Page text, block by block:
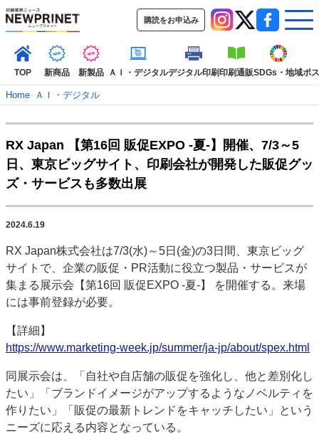
購読をお申込み
TOP 新商品 新製品 ＡＩ・デジタルデジタル印刷印刷通販SDGs・地域ポ
TOP
新着記事 特集記事
動画コンテンツ
インタビュー
コレクション
新商品
ポストプレス ビジネス 信用情報
市場・統計
人事・移転・異動・訃報
特集記事カテゴリー一覧
特集・デジタル印刷 アイデアで勝負！ ～多様なビジネス・多彩な商材～
JAPAN PACK 2023 特集
中古印刷機・製本機特集
2022 検査・校正特集
特集・デジタル印刷 ～ 新成長軌道を描く
案内
発刊案内
JFPI印刷用語集 印刷機材年鑑
Home– ＡＩ・デジタル
RX Japan 【第16回 販促EXPO -夏-】開催、7/3～5
日、東京ビッグサイト、印刷会社が開発した販促グッ
ズ・サービスも多数出展
2024.6.19
RX Japan株式会社は7/3(水)～5日(金)の3日間、東京ビッグ
サイトで、企業の販促・PR活動に役立つ製品・サービスが
集まる展示会【第16回 販促EXPO -夏-】 を開催する。来場
には事前登録が必要。
【詳細】
https://www.marketing-week.jp/summer/ja-jp/about/spex.html
同展示会は、「自社や自店舗の販促を強化し、他と差別化し
たい」「ブランドイメージがアップするようなノベルティを
作りたい」「販促の最新トレンドをキャッチしたい」という
ニーズに応える内容となっている。